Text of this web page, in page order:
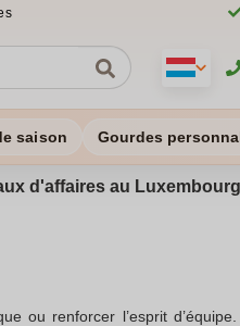
saison Gourdes
d'affaires au Luxembourg
ou renforcer l’esprit